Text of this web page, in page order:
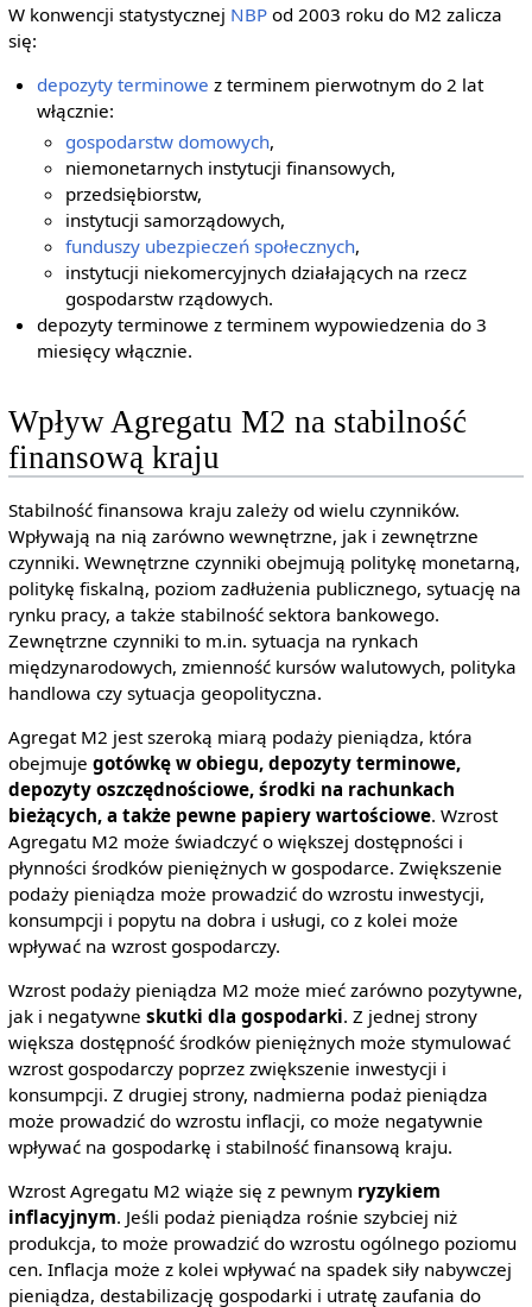
W konwencji statystycznej NBPod 2003 roku do M2 zalicza
się:
depozyty terminowe z terminem pierwotnym do 2 lat
włącznie:
gospodarstw domowych,
niemonetarnych instytucji finansowych,
przedsiębiorstw,
instytucji samorządowych,
funduszy ubezpieczeń społecznych,
instytucji niekomercyjnych działających na rzecz
gospodarstw rządowych.
depozyty terminowe z terminem wypowiedzenia do 3
miesięcy włącznie.
Wpływ Agregatu M2 na stabilność
finansową kraju
Stabilność finansowa kraju zależy od wielu czynników.
Wpływają na nią zarówno wewnętrzne, jak i zewnętrzne
czynniki. Wewnętrzne czynniki obejmują politykę monetarną,
politykę fiskalną, poziom zadłużenia publicznego, sytuację na
rynku pracy, a także stabilność sektora bankowego.
Zewnętrzne czynniki to m.in. sytuacja na rynkach
międzynarodowych, zmienność kursów walutowych, polityka
handlowa czy sytuacja geopolityczna.
Agregat M2 jest szeroką miarą podaży pieniądza, która
obejmuje gotówkę w obiegu, depozyty terminowe,
depozyty oszczędnościowe, środki na rachunkach
bieżących, a także pewne papiery wartościowe. Wzrost
Agregatu M2 może świadczyć o większej dostępności i
płynności środków pieniężnych w gospodarce. Zwiększenie
podaży pieniądza może prowadzić do wzrostu inwestycji,
konsumpcji i popytu na dobra i usługi, co z kolei może
wpływać na wzrost gospodarczy.
Wzrost podaży pieniądza M2 może mieć zarówno pozytywne,
jak i negatywne skutki dla gospodarki. Z jednej strony
większa dostępność środków pieniężnych może stymulować
wzrost gospodarczy poprzez zwiększenie inwestycji i
konsumpcji. Z drugiej strony, nadmierna podaż pieniądza
może prowadzić do wzrostu inflacji, co może negatywnie
wpływać na gospodarkę i stabilność finansową kraju.
Wzrost Agregatu M2 wiąże się z pewnym ryzykiem
inflacyjnym. Jeśli podaż pieniądza rośnie szybciej niż
produkcja, to może prowadzić do wzrostu ogólnego poziomu
cen. Inflacja może z kolei wpływać na spadek siły nabywczej
pieniądza, destabilizację gospodarki i utratę zaufania do